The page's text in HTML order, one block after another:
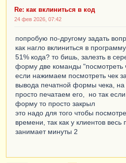
ВходныеПараметры.
рудованиеH62P",
ПродажиКлиент.
метрыПечатиЧека);
Если НЕ
ЭтаФорма
Закрыть();
КонецЕсли;
Re: как вклиниться в код
24 фев 2026, 07:42
попробую по-другому задать
как нагло вклиниться в
51% кода? то бишь, залезть в
форму две команды "посмотреть
если нажимаем посмотреть чек
вывода печатной формы чека, на
просто печатаем его, но так
форму то просто закрыл
это надо для того чтобы
времени, так как у клиентов весь
занимает минуты 2